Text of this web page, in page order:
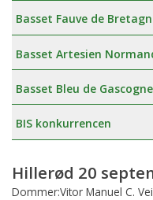
Basset Fauve de
Basset Artesien
Basset Bleu de Gascogne
BIS konkurrencen
Hillerød 20
Dommer:Vitor Manuel C.